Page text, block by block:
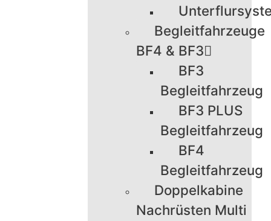
Begleitfahrzeuge
BF4 & BF3
BF3
Begleitfahrzeug
BF3 PLUS
Begleitfahrzeug
BF4
Begleitfahrzeug
Doppelkabine
Nachrüsten Multi